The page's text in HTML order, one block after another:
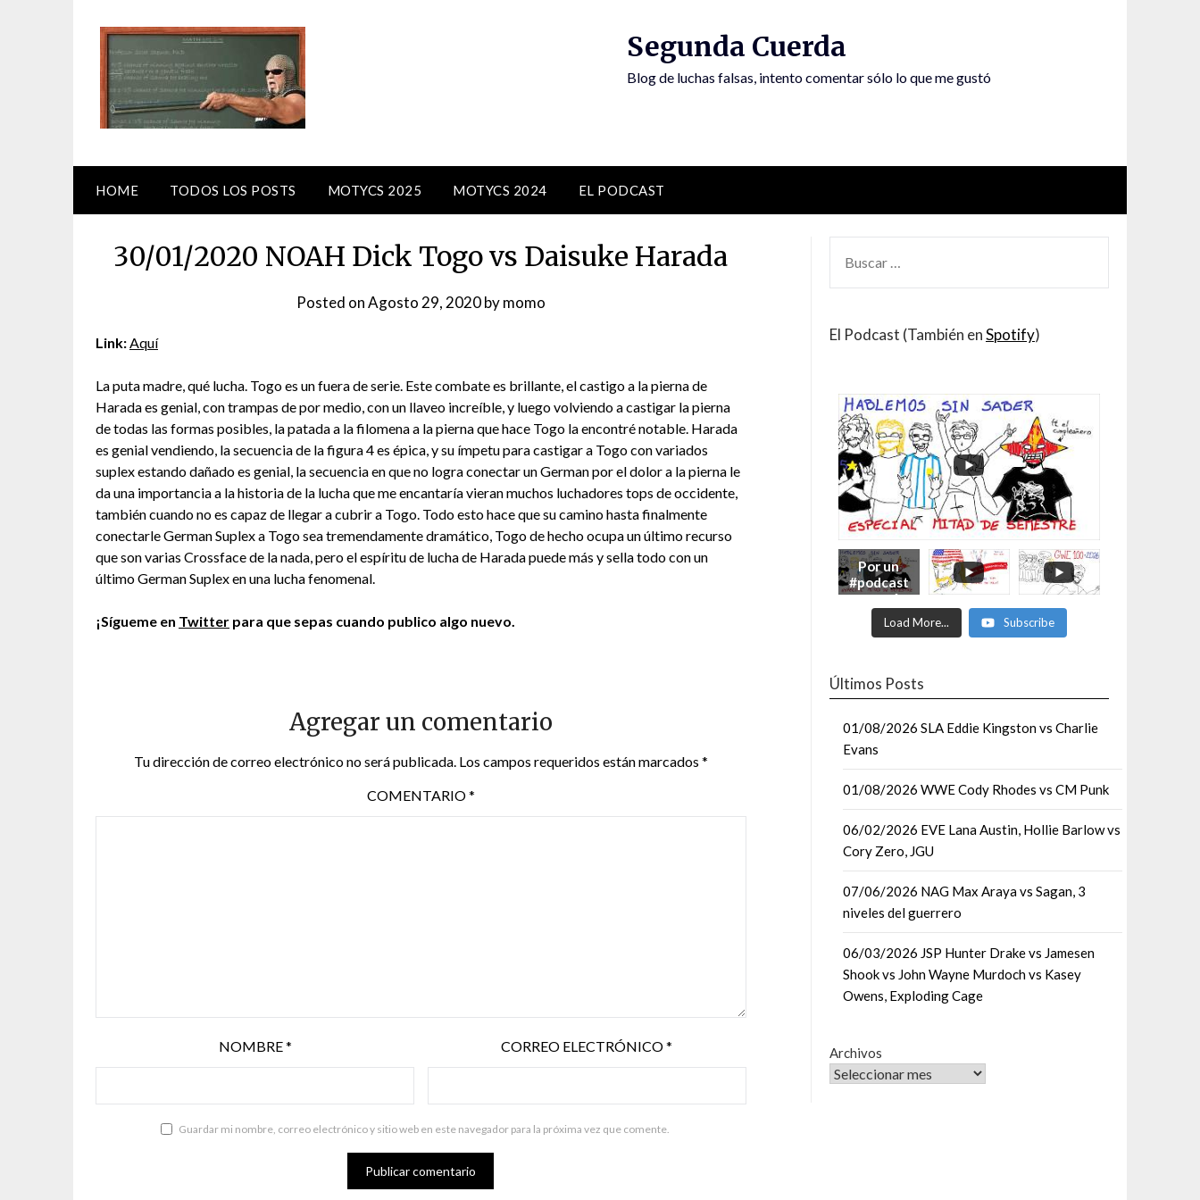
Segunda Cuerda
Blog de luchas falsas, intento comentar sólo lo que me gustó
HOME TODOS LOS POSTS MOTYCS 2025 MOTYCS 2024 EL PODCAST
30/01/2020 NOAH Dick Togo vs Daisuke Harada
Posted onAgosto 29, 2020bymomo
Link:Aquí
La puta madre, qué lucha. Togo es un fuera de serie. Este combate es brillante, el castigo a la pierna de
Harada es genial, con trampas de por medio, con un llaveo increíble, y luego volviendo a castigar la pierna
de todas las formas posibles, la patada a la filomena a la pierna que hace Togo la encontré notable. Harada
es genial vendiendo, la secuencia de la figura 4 es épica, y su ímpetu para castigar a Togo con variados
suplex estando dañado es genial, la secuencia en que no logra conectar un German por el dolor a la pierna le
da una importancia a la historia de la lucha que me encantaría vieran muchos luchadores tops de occidente,
también cuando no es capaz de llegar a cubrir a Togo. Todo esto hace que su camino hasta finalmente
conectarle German Suplex a Togo sea tremendamente dramático, Togo de hecho ocupa un último recurso
que son varias Crossface de la nada, pero el espíritu de lucha de Harada puede más y sella todo con un
último German Suplex en una lucha fenomenal.
¡Sígueme en Twitter para que sepas cuando publico algo nuevo.
Agregar un comentario
Tu dirección de correo electrónico no será publicada. Los campos requeridos están marcados *
COMENTARIO*
NOMBRE* CORREO ELECTRÓNICO*
Guardar mi nombre, correo electrónico y sitio web en este navegador para la próxima vez que comente.
POR:
El Podcast (También enSpotify)
Por un
#podcast
con más
Moonsaul
ts #93:
MITAD
DE AÑO
Load More... Subscribe
Últimos Posts
01/08/2026 SLA Eddie Kingston vs Charlie
Evans
01/08/2026 WWE Cody Rhodes vs CM Punk
06/02/2026 EVE Lana Austin, Hollie Barlow vs
Cory Zero, JGU
07/06/2026 NAG Max Araya vs Sagan, 3
niveles del guerrero
06/03/2026 JSP Hunter Drake vs Jamesen
Shook vs John Wayne Murdoch vs Kasey
Owens, Exploding Cage
Archivos